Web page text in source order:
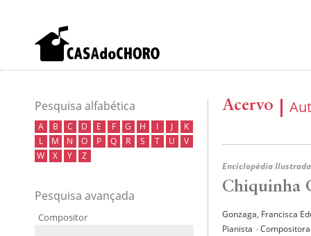
Pesquisa alfabética
A B C D E F G H I J
K
L
M N O P Q R S T U
V
W
X Y Z
Pesquisa avançada
Compositor
Acervo
Enciclopédia Ilustrada
Chiquinha
Gonzaga, Francisca
Pianista ∙ Compositora